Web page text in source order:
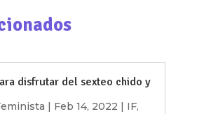
disfrutar del sexteo chido y
Feb 14, 2022 IF,